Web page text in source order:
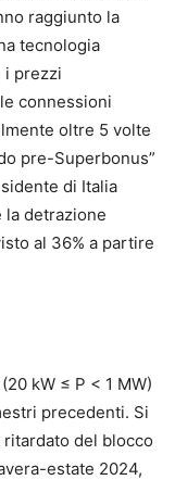
raggiunto la
tecnologia
i prezzi
connessioni
oltre 5 volte
pre-Superbonus”
di Italia
la detrazione
al 36% a partire
kW ≤ P < 1 MW)
precedenti. Si
del blocco
estate 2024,